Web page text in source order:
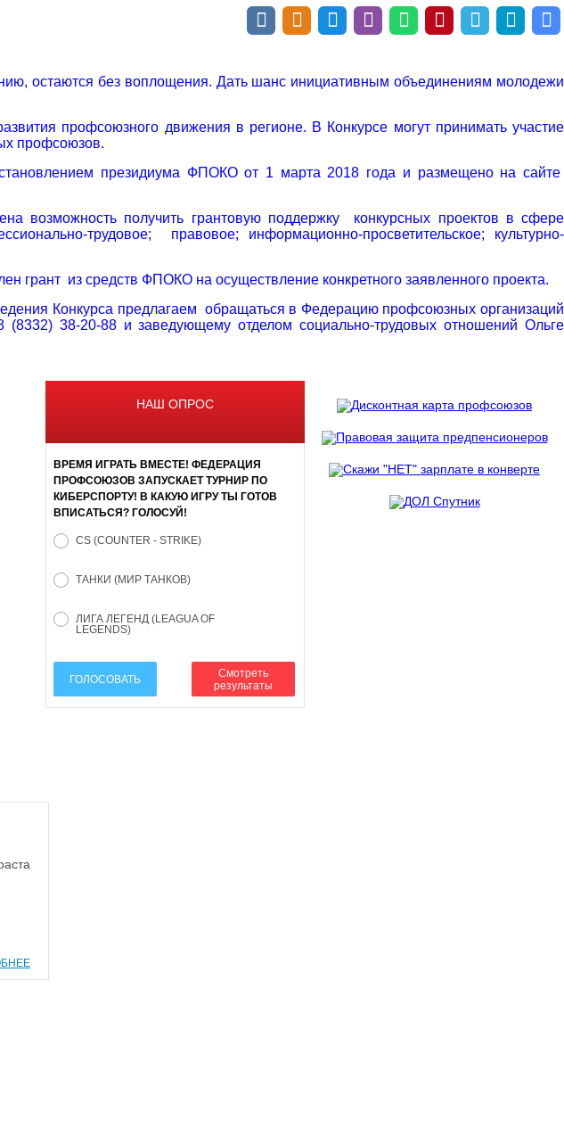
остаются без воплощения. Дать шанс инициативным объединениям молодежи
профсоюзного движения в регионе. В Конкурсе могут принимать участие
профсоюзов.
президиума ФПОКО от 1 марта 2018 года и размещено на сайте
возможность получить грантовую поддержку конкурсных проектов в сфере
трудовое; правовое; информационно-просветительское; культурно-
грант из средств ФПОКО на осуществление конкретного заявленного проекта.
Конкурса предлагаем обращаться в Федерацию профсоюзных организаций
(8332) 38-20-88 и заведующему отделом социально-трудовых отношений Ольге
НАШ ОПРОС
ВРЕМЯ ИГРАТЬ ВМЕСТЕ! ФЕДЕРАЦИЯ
ПРОФСОЮЗОВ ЗАПУСКАЕТ ТУРНИР ПО
КИБЕРСПОРТУ! В КАКУЮ ИГРУ ТЫ ГОТОВ
ВПИСАТЬСЯ? ГОЛОСУЙ!
CS (COUNTER - STRIKE)
ТАНКИ (МИР ТАНКОВ)
ЛИГА ЛЕГЕНД (LEAGUA OF
LEGENDS)
ГОЛОСОВАТЬ
Смотреть
результаты